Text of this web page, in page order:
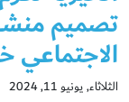
تصميم
الاجتماعي
الثلاثاء, يونيو 11, 2024